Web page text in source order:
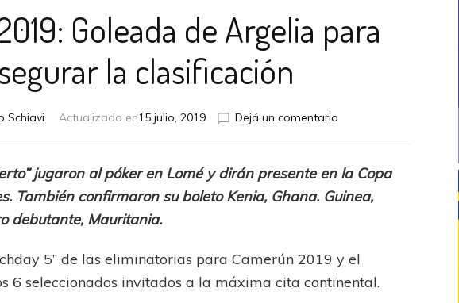
Goleada de Argelia para
la clasificación
Schiavi Actualizado en15 julio, 2019 Dejá un comentarioen
Goleada
de
Argelia
clasificación
jugaron al póker en Lomé y dirán presente en la Copa
También confirmaron su boleto Kenia, Ghana. Guinea,
debutante, Mauritania.
5” de las eliminatorias para Camerún 2019 y el
6 seleccionados invitados a la máxima cita continental.